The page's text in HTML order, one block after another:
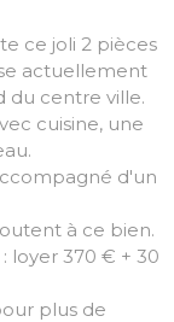
ce joli 2 pièces
actuellement
du centre ville.
cuisine, une
d'un
à ce bien.
loyer 370 € + 30
plus de